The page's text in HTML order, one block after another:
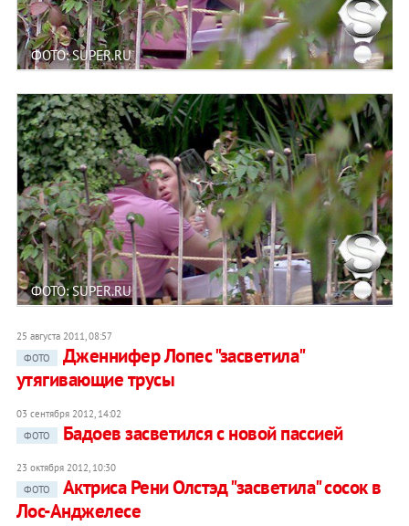
ФОТО: SUPER.RU
ФОТО: SUPER.RU
25 августа 2011, 08:57
ФОТО
Дженнифер Лопес "засветила"
утягивающие трусы
03 сентября 2012, 14:02
ФОТО
Бадоев засветился с новой пассией
23 октября 2012, 10:30
ФОТО
Актриса Рени Олстэд "засветила" сосок в
Лос-Анджелесе